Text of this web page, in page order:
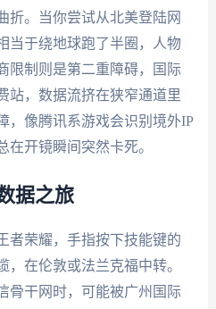
折。当你尝试从北美登陆网
当于绕地球跑了半圈，人物
限制则是第二重障碍，国际
站，数据流挤在狭窄通道里
，像腾讯系游戏会识别境外IP
在开镜瞬间突然卡死。
据之旅
者荣耀，手指按下技能键的
在伦敦或法兰克福中转。
骨干网时，可能被广州国际